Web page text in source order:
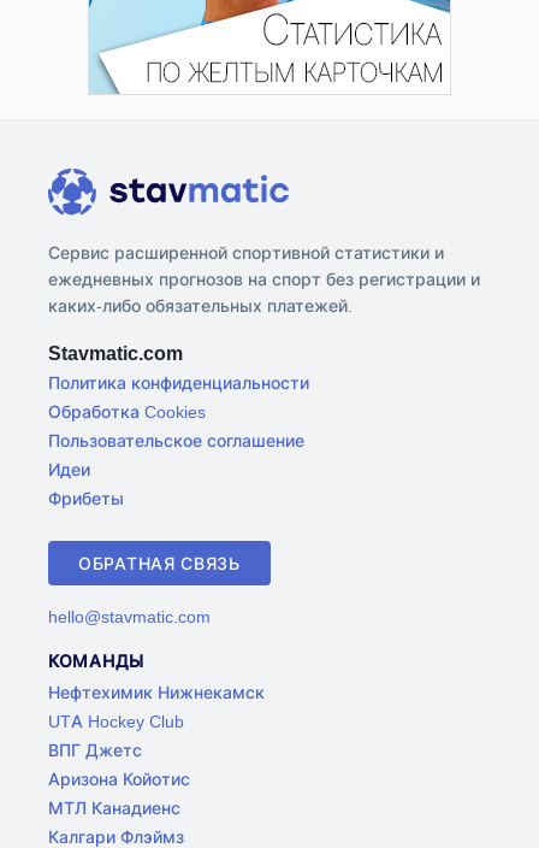
Сервис расширенной спортивной статистики и
ежедневных прогнозов на спорт без регистрации и
каких-либо обязательных платежей.
Stavmatic.com
Политика конфиденциальности
Обработка Cookies
Пользовательское соглашение
Идеи
Фрибеты
ОБРАТНАЯ СВЯЗЬ
hello@stavmatic.com
КОМАНДЫ
Нефтехимик Нижнекамск
UTA Hockey Club
ВПГ Джетс
Аризона Койотис
МТЛ Канадиенс
Калгари Флэймз